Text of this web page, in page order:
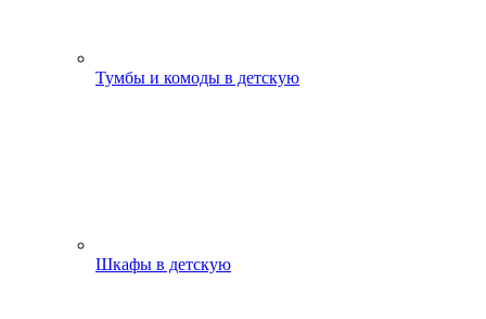
Тумбы и комоды в детскую
Шкафы в детскую